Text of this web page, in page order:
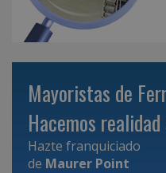
Mayoristas de
Hacemos
Hazte franquiciado
de Maurer Point